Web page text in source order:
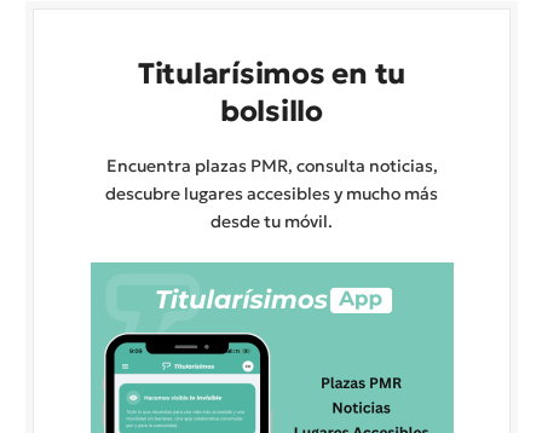
Titularísimos en tu
bolsillo
Encuentra plazas PMR, consulta noticias,
descubre lugares accesibles y mucho más
desde tu móvil.